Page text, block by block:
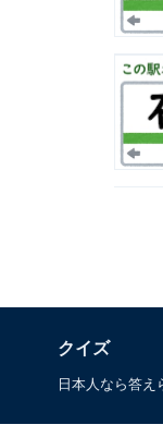
クイズ
日本人なら答